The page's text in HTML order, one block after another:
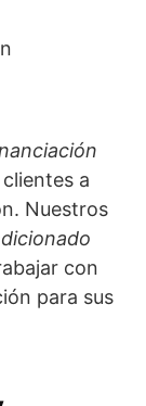
a
Nuestros
con
para sus